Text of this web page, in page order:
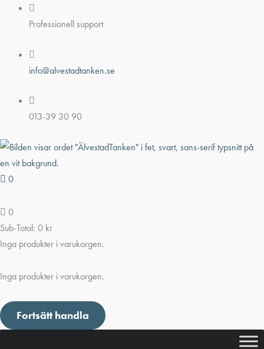
Hoppa
Professionell support
info@alvestadtanken.se
013-39 30 90
0
0
Sub-Total: 0 kr
Inga produkter i varukorgen.
Inga produkter i varukorgen.
Fortsätt handla